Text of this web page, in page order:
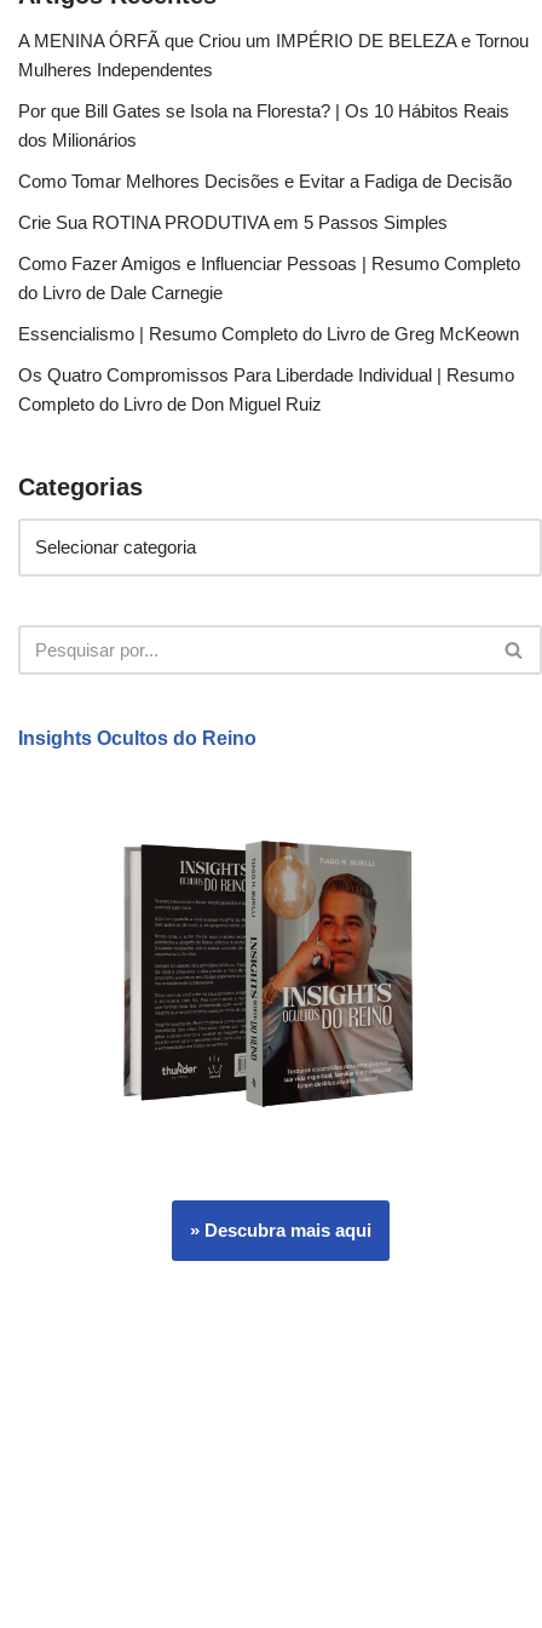
A MENINA ÓRFÃ que Criou um IMPÉRIO DE BELEZA e Tornou
Mulheres Independentes
Por que Bill Gates se Isola na Floresta? | Os 10 Hábitos Reais
dos Milionários
Como Tomar Melhores Decisões e Evitar a Fadiga de Decisão
Crie Sua ROTINA PRODUTIVA em 5 Passos Simples
Como Fazer Amigos e Influenciar Pessoas | Resumo Completo
do Livro de Dale Carnegie
Essencialismo | Resumo Completo do Livro de Greg McKeown
Os Quatro Compromissos Para Liberdade Individual | Resumo
Completo do Livro de Don Miguel Ruiz
Categorias
Insights Ocultos do Reino
» Descubra mais aqui